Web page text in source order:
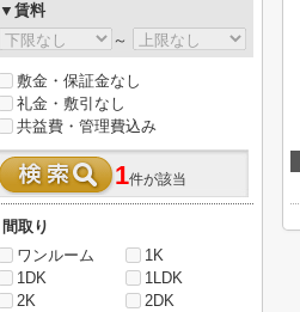
▼賃料
～
敷金・保証金なし
礼金・敷引なし
共益費・管理費込み
1件が該当
間取り
ワンルーム
1K
1DK
1LDK
2K
2DK